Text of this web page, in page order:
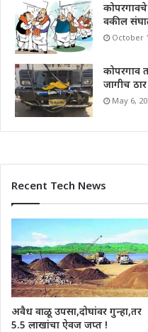
वकील
October
कोपरगाव
जागीच
May 6,
Recent Tech News
अवैध वाळू उपसा,दोघांवर गुन्हा,तर
5.5 लाखांचा ऐवज जप्त !